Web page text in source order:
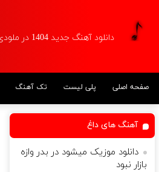
دانلود آهنگ جدید 1404 در ملودی مانیا
صفحه اصلی پلی لیست تک آهنگ
آهنگ های داغ
دانلود موزیک میشود در بدر وازه
بازار نبود